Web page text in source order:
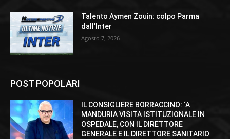
Talento Aymen Zouin: colpo Parma
dall’Inter
Agosto 7, 2026
POST POPOLARI
IL CONSIGLIERE BORRACCINO: ‘A
MANDURIA VISITA ISTITUZIONALE IN
OSPEDALE, CON IL DIRETTORE
GENERALE E IL DIRETTORE SANITARIO